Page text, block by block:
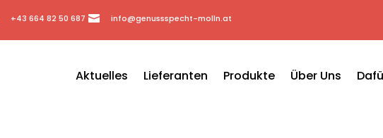
+43 664 82 50 687  info@genussspecht-molln.at
Aktuelles Lieferanten Produkte Über Uns